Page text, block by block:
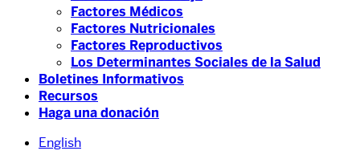
Factores Médicos
Factores Nutricionales
Factores Reproductivos
Los Determinantes Sociales de la Salud
Boletines Informativos
Recursos
Haga una donación
English